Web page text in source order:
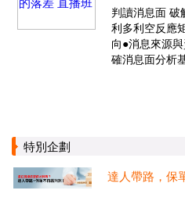
判讀消息面 破
利多利空反應
向●消息來源
確消息面分析
特別企劃
達人帶路，保